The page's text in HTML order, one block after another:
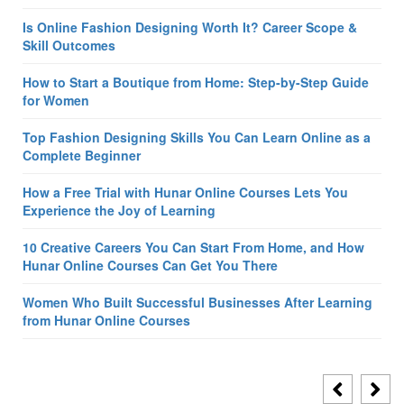
Is Online Fashion Designing Worth It? Career Scope &
Skill Outcomes
How to Start a Boutique from Home: Step-by-Step Guide
for Women
Top Fashion Designing Skills You Can Learn Online as a
Complete Beginner
How a Free Trial with Hunar Online Courses Lets You
Experience the Joy of Learning
10 Creative Careers You Can Start From Home, and How
Hunar Online Courses Can Get You There
Women Who Built Successful Businesses After Learning
from Hunar Online Courses